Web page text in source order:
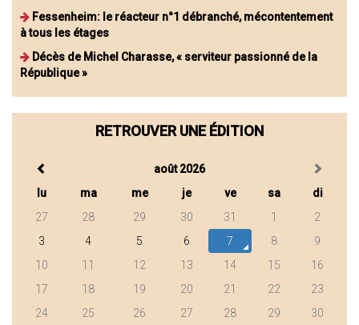
Fessenheim: le réacteur n°1 débranché, mécontentement
à tous les étages
Décès de Michel Charasse, « serviteur passionné de la
République »
RETROUVER UNE ÉDITION
août 2026
lu
ma me je ve sa
di
27
28 29 30 31 1
2
3
4 5 6 7 8
9
10
11 12 13 14 15
16
17
18 19 20 21 22
23
24
25 26 27 28 29 30